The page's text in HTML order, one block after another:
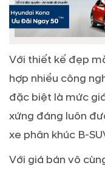
Với thiết kế đẹp
hợp nhiều công
đặc biệt là mức
xứng đáng luôn
xe phân khúc B-
Với giá bán vô